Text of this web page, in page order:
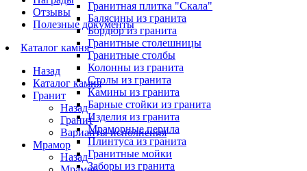
Гранитная плитка "Скала"
Балясины из гранита
Бордюр из гранита
Гранитные столешницы
Гранитные столбы
Колонны из гранита
Столы из гранита
Камины из гранита
Барные стойки из гранита
Изделия из гранита
Мраморные перила
Плинтуса из гранита
Гранитные мойки
Заборы из гранита
Отзывы
Полезные документы
Каталог камня
Назад
Каталог камня
Гранит
Назад
Гранит
Варианты исполнения
Мрамор
Назад